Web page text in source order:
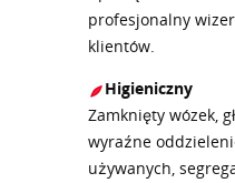
profesjonalny
klientów.
Higieniczny
Zamknięty wózek,
wyraźne
używanych,